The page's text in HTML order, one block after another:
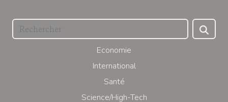
Economie
International
Santé
Science/High-Tech